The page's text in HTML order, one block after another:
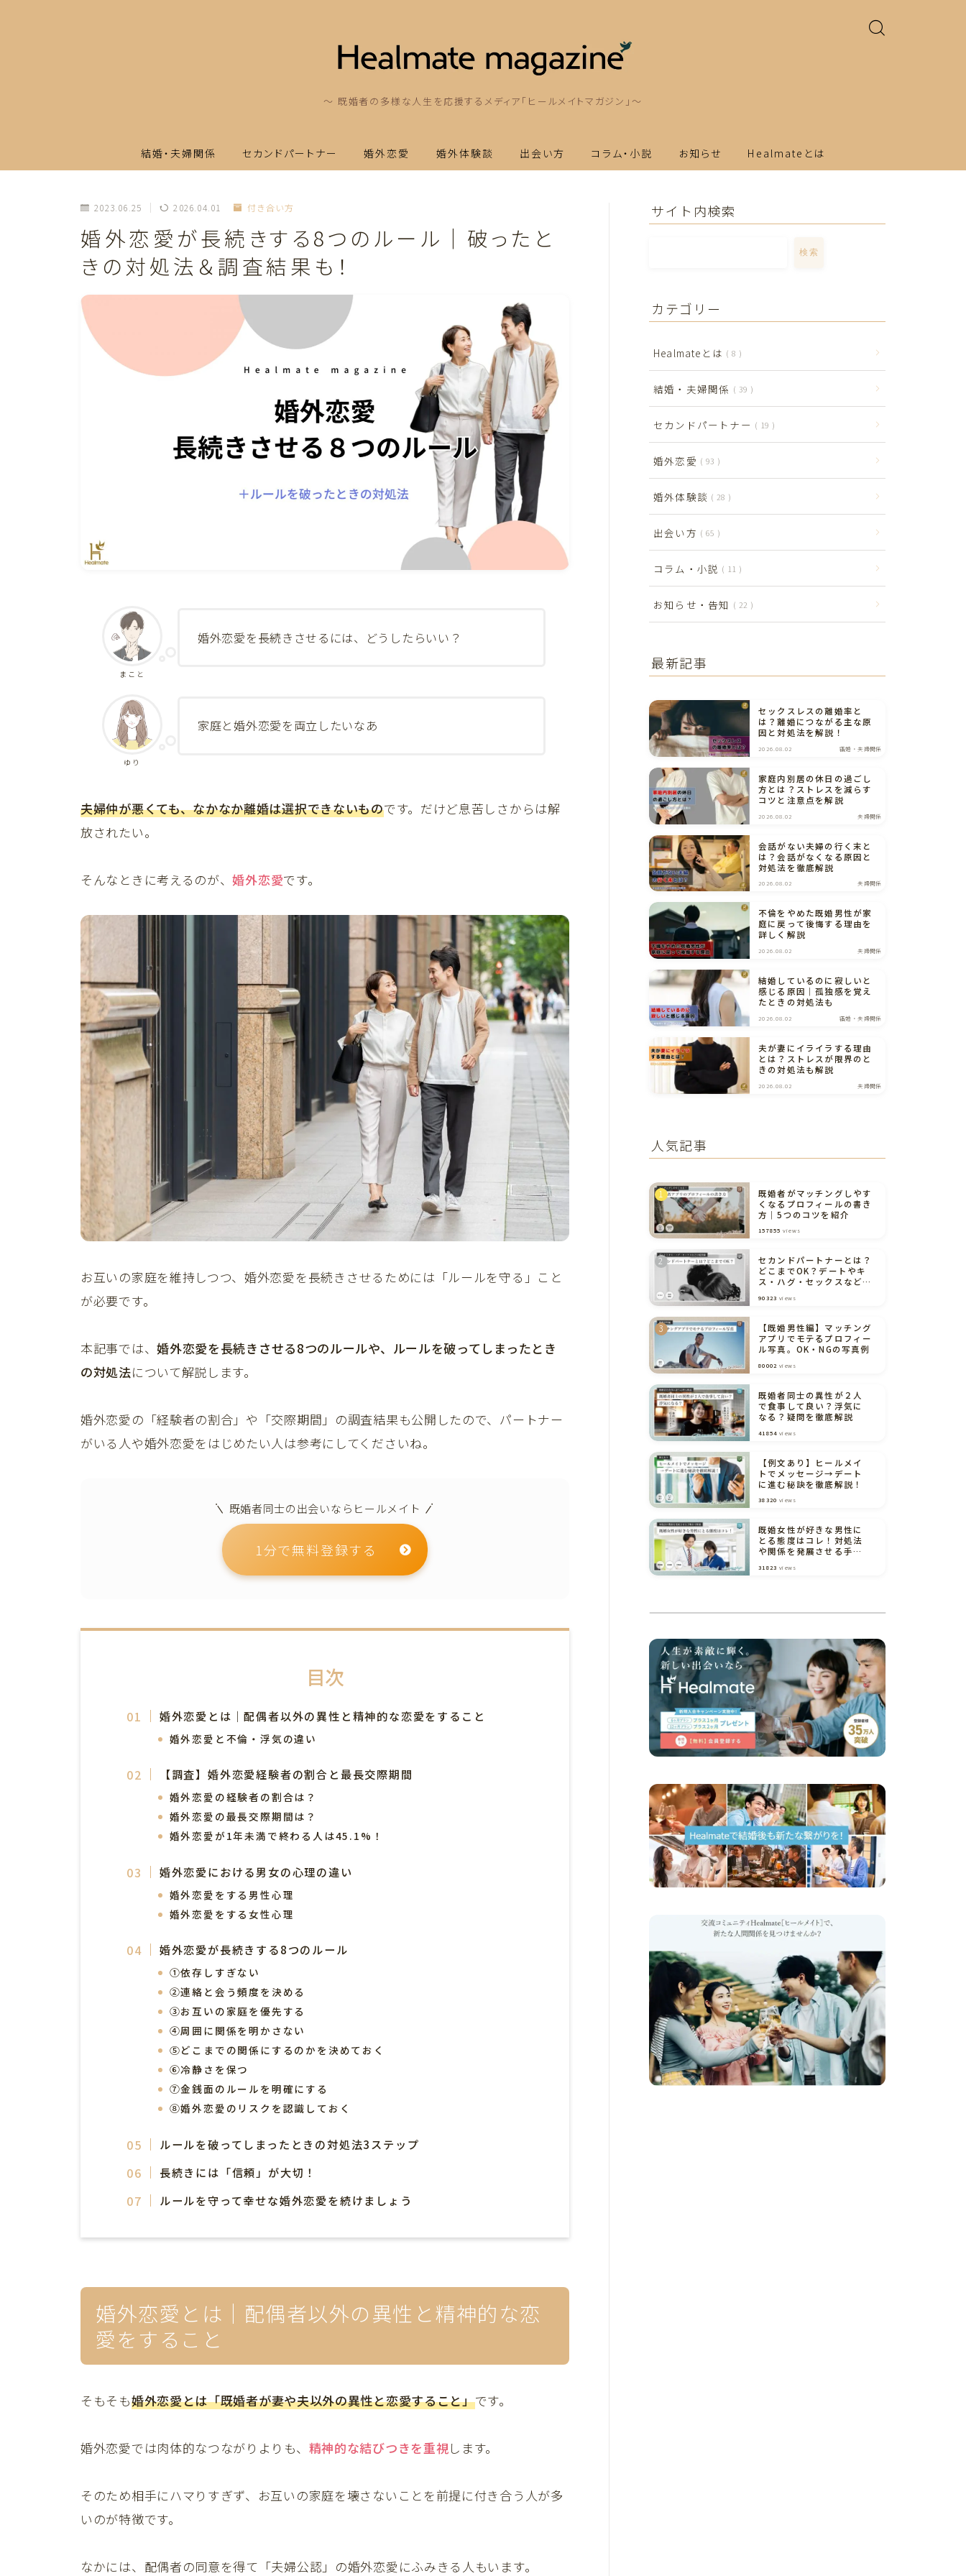
～ 既婚者の多様な人生を応援するメディア「ヒールメイトマガジン」～
結婚・夫婦関係 セカンドパートナー 婚外恋愛 婚外体験談 出会い方 コラム・小説 お知らせ Healmateとは
2023.06.25 2026.04.01 付き合い方
婚外恋愛が長続きする8つのルール｜破ったと
きの対処法＆調査結果も！
まこと
婚外恋愛を長続きさせるには、どうしたらいい？
ゆり
家庭と婚外恋愛を両立したいなあ
夫婦仲が悪くても、なかなか離婚は選択できないものです。だけど息苦しさからは解
放されたい。
そんなときに考えるのが、婚外恋愛です。
お互いの家庭を維持しつつ、婚外恋愛を長続きさせるためには「ルールを守る」こと
が必要です。
本記事では、婚外恋愛を長続きさせる8つのルールや、ルールを破ってしまったとき
の対処法について解説します。
婚外恋愛の「経験者の割合」や「交際期間」の調査結果も公開したので、パートナー
がいる人や婚外恋愛をはじめたい人は参考にしてくださいね。
既婚者同士の出会いならヒールメイト
1分で無料登録する
目次
婚外恋愛とは｜配偶者以外の異性と精神的な恋愛をすること
婚外恋愛と不倫・浮気の違い
【調査】婚外恋愛経験者の割合と最長交際期間
婚外恋愛の経験者の割合は？
婚外恋愛の最長交際期間は？
婚外恋愛が1年未満で終わる人は45.1%！
婚外恋愛における男女の心理の違い
婚外恋愛をする男性心理
婚外恋愛をする女性心理
婚外恋愛が長続きする8つのルール
①依存しすぎない
②連絡と会う頻度を決める
③お互いの家庭を優先する
④周囲に関係を明かさない
⑤どこまでの関係にするのかを決めておく
⑥冷静さを保つ
⑦金銭面のルールを明確にする
⑧婚外恋愛のリスクを認識しておく
ルールを破ってしまったときの対処法3ステップ
長続きには「信頼」が大切！
ルールを守って幸せな婚外恋愛を続けましょう
婚外恋愛とは｜配偶者以外の異性と精神的な恋
愛をすること
そもそも婚外恋愛とは「既婚者が妻や夫以外の異性と恋愛すること」です。
婚外恋愛では肉体的なつながりよりも、 精神的な結びつきを重視します。
そのため相手にハマりすぎず、お互いの家庭を壊さないことを前提に付き合う人が多
いのが特徴です。
なかには、配偶者の同意を得て「夫婦公認」の婚外恋愛にふみきる人もいます。
サイト内検索
検索
カテゴリー
Healmateとは 8
結婚・夫婦関係 39
セカンドパートナー 19
婚外恋愛 93
婚外体験談 28
出会い方 65
コラム・小説 11
お知らせ・告知 22
最新記事
セックスレスの離婚率と
は？離婚につながる主な原
因と対処法を解説！
2026.08.02 結婚・夫婦関係
家庭内別居の休日の過ごし
方とは？ストレスを減らす
コツと注意点を解説
2026.08.02 夫婦関係
会話がない夫婦の行く末と
は？会話がなくなる原因と
対処法を徹底解説
2026.08.02 夫婦関係
不倫をやめた既婚男性が家
庭に戻って後悔する理由を
詳しく解説
2026.08.02 夫婦関係
結婚しているのに寂しいと
感じる原因｜孤独感を覚え
たときの対処法も
2026.08.02 結婚・夫婦関係
夫が妻にイライラする理由
とは？ストレスが限界のと
きの対処法も解説
2026.08.02 夫婦関係
人気記事
既婚者がマッチングしやす
くなるプロフィールの書き
方｜5つのコツを紹介
157855 views
セカンドパートナーとは？
どこまでOK？デートやキ
ス・ハグ・セックスなどの
90323 views
【既婚男性編】マッチング
アプリでモテるプロフィー
ル写真。OK・NGの写真例
80002 views
既婚者同士の異性が２人
で食事して良い？浮気に
なる？疑問を徹底解説
41854 views
【例文あり】ヒールメイ
トでメッセージ→デート
に進む秘訣を徹底解説！
38320 views
既婚女性が好きな男性に
とる態度はコレ！対処法
や関係を発展させる手順
31823 views